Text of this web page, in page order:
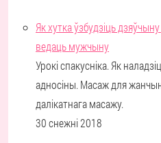
Як хутка ўзбудзіць
ведаць мужчыну
Урокі спакусніка. Як
адносіны. Масаж для
далікатнага масажу.
30 снежні 2018